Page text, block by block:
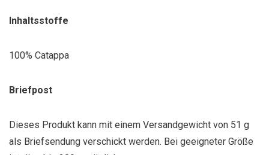
Inhaltsstoffe
100% Catappa
Briefpost
Dieses Produkt kann mit einem Versandgewicht von 51 g
als Briefsendung verschickt werden. Bei geeigneter Größe